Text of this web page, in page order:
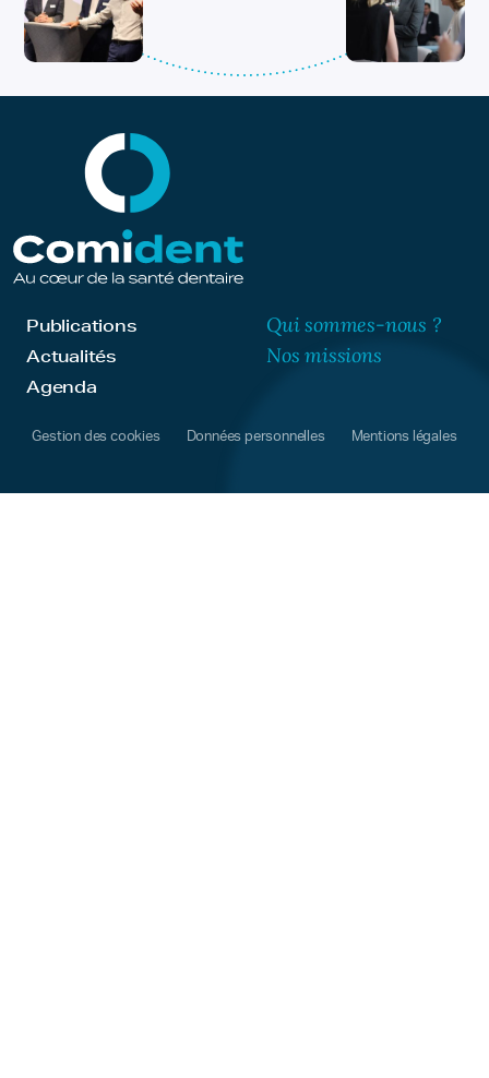
Publications
Actualités
Agenda
Qui sommes-nous ?
Nos missions
Gestion des cookies Données personnelles Mentions légales